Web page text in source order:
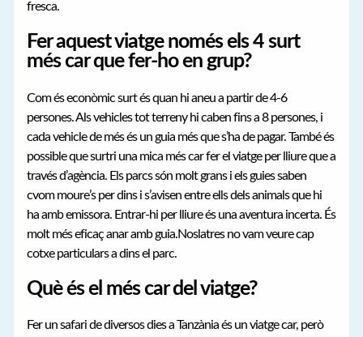
fresca.
Fer aquest viatge només els 4 surt
més car que fer-ho en grup?
Com és econòmic surt és quan hi aneu a partir de 4-6
persones. Als vehicles tot terreny hi caben fins a 8 persones, i
cada vehicle de més és un guia més que s’ha de pagar. També és
possible que surtri una mica més car fer el viatge per lliure que a
través d’agència. Els parcs són molt grans i els guies saben
cvom moure’s per dins i s’avisen entre ells dels animals que hi
ha amb emissora. Entrar-hi per lliure és una aventura incerta. És
molt més eficaç anar amb guia.Noslatres no vam veure cap
cotxe particulars a dins el parc.
Què és el més car del viatge?
Fer un safari de diversos dies a Tanzània és un viatge car, però